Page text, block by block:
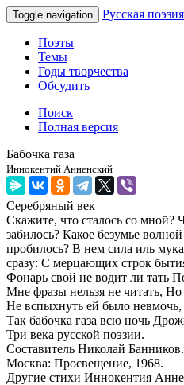
Toggle navigation Русская поэзия
Поэты
Темы
Годы творчества
Обсудить
Поиск
Полная версия
Бабочка газа
Иннокентий Анненский
Серебряный век
Скажите, что сталось со мной?
забилось? Какое безумье
пробилось? В нем сила иль
сразу: С мерцающих строк
Фонарь свой не водит ли тать
Мне фразы нельзя не читать, Но
Не вспыхнуть ей было
Так бабочка газа всю ночь
Три века русской поэзии.
Составитель Николай Банников.
Москва: Просвещение, 1968.
Другие стихи Иннокентия